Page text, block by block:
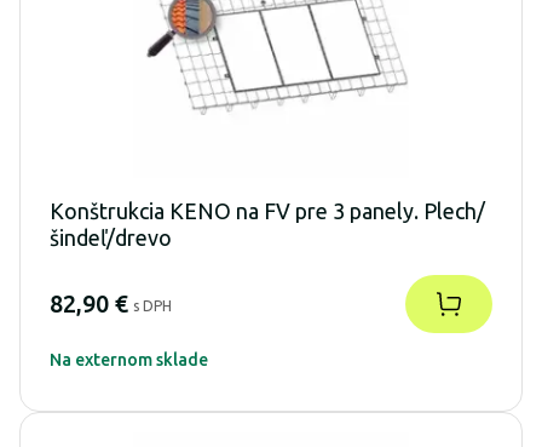
Konštrukcia KENO na FV pre 3 panely. Plech/
šindeľ/drevo
82,90 € s DPH
Na externom sklade